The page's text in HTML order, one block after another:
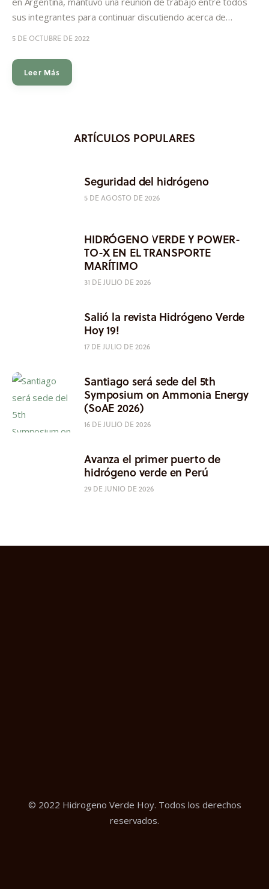
sus integrantes para continuar discutiendo acerca de…
5 DE OCTUBRE DE 2022
Leer Más
ARTÍCULOS POPULARES
Seguridad del hidrógeno
5 DE AGOSTO DE 2026
HIDRÓGENO VERDE Y POWER-
TO-X EN EL TRANSPORTE
MARÍTIMO
31 DE JULIO DE 2026
Salió la revista Hidrógeno Verde
Hoy 19!
17 DE JULIO DE 2026
Santiago será sede del 5th
Symposium on Ammonia Energy
(SoAE 2026)
16 DE JULIO DE 2026
Avanza el primer puerto de
hidrógeno verde en Perú
29 DE JUNIO DE 2026
© 2022 Hidrogeno Verde Hoy. Todos los derechos
reservados.